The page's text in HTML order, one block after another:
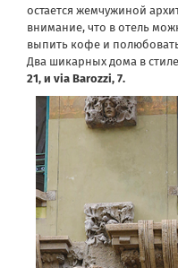
остается жемчужиной
внимание, что в отель
выпить кофе и
Два шикарных дома в
21, и via Barozzi, 7.